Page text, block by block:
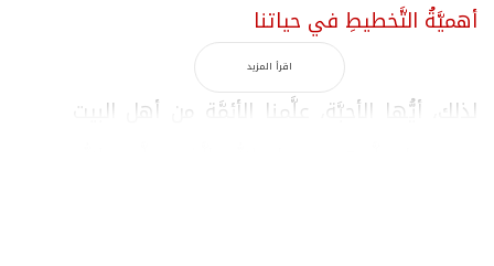
أهميَّةُ التَّخطيطِ في حياتنا
لذلك، أيُّها الأحبَّة، علَّمنا الأئمَّة من أهل البيت
اقرأ المزيد